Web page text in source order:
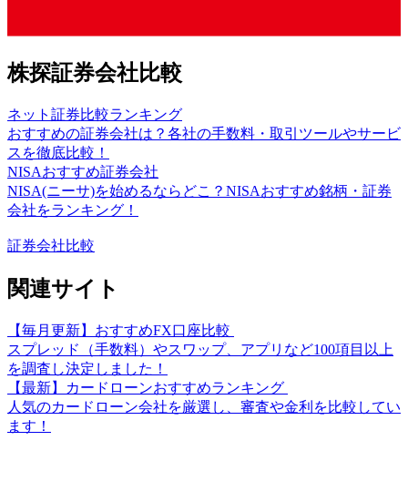
株探証券会社比較
ネット証券比較ランキング
おすすめの証券会社は？各社の手数料・取引ツールやサービ
スを徹底比較！
NISAおすすめ証券会社
NISA(ニーサ)を始めるならどこ？NISAおすすめ銘柄・証券
会社をランキング！
証券会社比較
関連サイト
【毎月更新】おすすめFX口座比較
スプレッド（手数料）やスワップ、アプリなど100項目以上
を調査し決定しました！
【最新】カードローンおすすめランキング
人気のカードローン会社を厳選し、審査や金利を比較してい
ます！